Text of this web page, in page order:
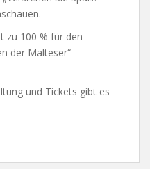
zu 100 % für den
der Malteser“
und Tickets gibt es